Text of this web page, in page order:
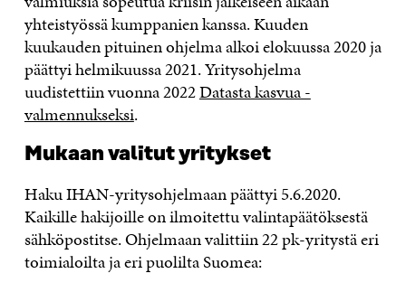
yhteistyössä kumppanien kanssa. Kuuden
kuukauden pituinen ohjelma alkoi elokuussa 2020 ja
päättyi helmikuussa 2021. Yritysohjelma
uudistettiin vuonna 2022Datasta kasvua -
valmennukseksi.
Mukaan valitut yritykset
Haku IHAN-yritysohjelmaan päättyi 5.6.2020.
Kaikille hakijoille on ilmoitettu valintapäätöksestä
sähköpostitse. Ohjelmaan valittiin 22 pk-yritystä eri
toimialoilta ja eri puolilta Suomea: